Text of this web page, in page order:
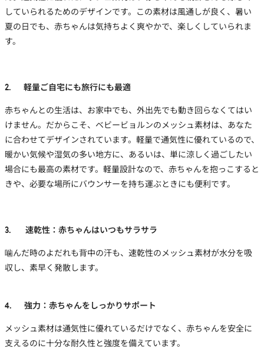
していられるためのデザインです。この素材は風通しが良く、暑い
夏の日でも、赤ちゃんは気持ちよく爽やかで、楽しくしていられま
す。
2. 軽量ご自宅にも旅行にも最適
赤ちゃんとの生活は、お家中でも、外出先でも動き回らなくてはい
けません。だからこそ、ベビービョルンのメッシュ素材は、あなた
に合わせてデザインされています。軽量で通気性に優れているので、
暖かい気候や湿気の多い地方に、あるいは、単に涼しく過ごしたい
場合にも最高の素材です。軽量設計なので、赤ちゃんを抱っこすると
きや、必要な場所にバウンサーを持ち運ぶときにも便利です。
3. 速乾性：赤ちゃんはいつもサラサラ
噛んだ時のよだれも背中の汗も、 速乾性のメッシュ素材が水分を吸
収し、素早く発散します。
4. 強力：赤ちゃんをしっかりサポート
メッシュ素材は通気性に優れているだけでなく、赤ちゃんを安全に
支えるのに十分な耐久性と強度を備えています。